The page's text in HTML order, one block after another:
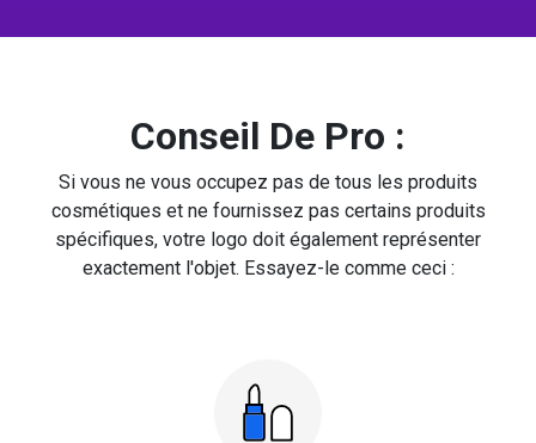
Conseil De Pro :
Si vous ne vous occupez pas de tous les produits
cosmétiques et ne fournissez pas certains produits
spécifiques, votre logo doit également représenter
exactement l'objet. Essayez-le comme ceci :